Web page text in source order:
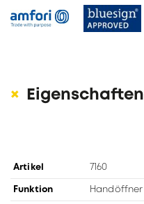
Eigenschaften
Artikel 7160
Funktion Handöffner